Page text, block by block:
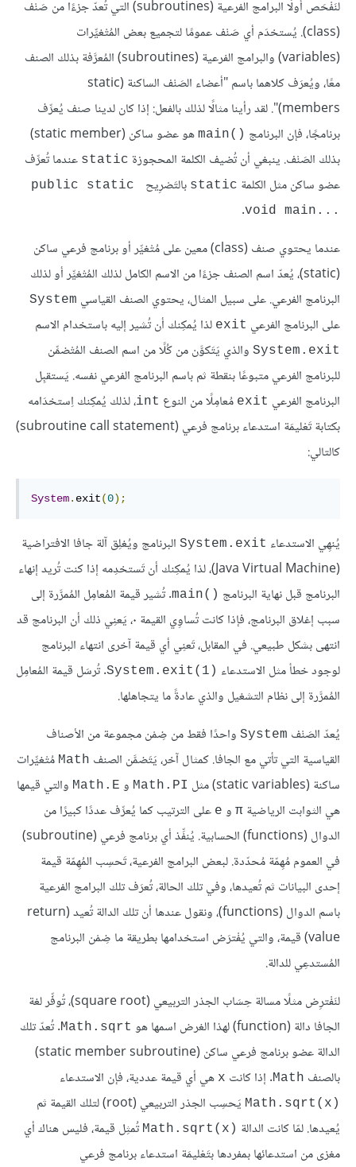
لنَفْحَص أولًا البرامج الفرعية (subroutines) التي تُعدّ جزءًا من صَنْف
(class). يُستخدَم أي صَنْف عمومًا لتجميع بعض المُتْغيِّرات
(variables) والبرامج الفرعية (subroutines) المُعرَّفة بذلك الصنف
معًا، ويُعرَف كلاهما باسم "أعضاء الصَنْف الساكنة (static
members)". لقد رأينا مثالًا لذلك بالفعل: إذا كان لدينا صنف يُعرِّف
برنامجًا، فإن البرنامج main()‎
هو عضو ساكن (static member)
بذلك الصَنْف. ينبغي أن تُضيف الكلمة المحجوزة static عندما تُعرِّف
عضو ساكن مثل الكلمة static بالتَصْرِيح
public static
void main...‎
.
عندما يحتوي صنف (class) معين على مُتْغيِّر أو برنامج فرعي ساكن
(static)، يُعدّ اسم الصنف جزءًا من الاسم الكامل لذلك المُتْغيِّر أو لذلك
البرنامج الفرعي. على سبيل المثال، يحتوي الصنف القياسي System
على البرنامج الفرعي exit لذا يُمكِنك أن تُشير إليه باستخدام الاسم
System.exit والذي يَتَكوَّن من كُلًا من اسم الصنف المُتْضمِّن
للبرنامج الفرعي متبوعًا بنقطة ثم باسم البرنامج الفرعي نفسه. يَستقبِل
البرنامج الفرعي exit مُعامِلًا من النوع int، لذلك يُمكِنك اِستخدَامه
بكتابة تَعْليمَة استدعاء برنامج فرعي (subroutine call statement)
كالتالي:
System. exit(0);
يُنهِي الاستدعاء System.exit البرنامج ويُغلِق آلة جافا الافتراضية
(Java Virtual Machine)، لذا يُمكِنك أن تَستخدِمه إذا كنت تُريد إنهاء
البرنامج قبل نهاية البرنامج main()‎. تُشير قيمة المُعامِل المُمرَّرة إلى
سبب إغلاق البرنامج، فإذا كانت تُساوِي القيمة ٠، يَعنِي ذلك أن البرنامج قد
انتهى بشكل طبيعي. في المقابل، تَعنِي أي قيمة آخرى انتهاء البرنامج
لوجود خطأ مثل الاستدعاء System.exit(1)‎. تُرسَل قيمة المُعامِل
المُمرَّرة إلى نظام التشغيل والذي عادةً ما يتجاهلها.
يُعدّ الصَنْف System واحدًا فقط من ضِمْن مجموعة من الأصناف
القياسية التي تأتي مع الجافا. كمثال آخر، يَتَضمَّن الصنف Math مُتْغيِّرات
ساكنة (static variables) مثل
Math.PI و Math.E والتي قيمها
هي الثوابت الرياضية π و e على الترتيب كما يُعرِّف عددًا كبيرًا من
الدوال (functions) الحسابية. يُنفِّذ أي برنامج فرعي (subroutine)
في العموم مُهِمّة مُحدّدة. لبعض البرامج الفرعية، تَحسِب المُهِمّة قيمة
إحدى البيانات ثم تُعيدها، وفي تلك الحالة، تُعرَف تلك البرامج الفرعية
باسم الدوال (functions)، ونقول عندها أن تلك الدالة تُعيد (return
value) قيمة، والتي يُفْترَض استخدامها بطريقة ما ضِمْن البرنامج
المُستدعِي للدالة.
لنَفْترِض مثلًا مسالة حِسَاب الجذر التربيعي (square root)، تُوفِّر لغة
الجافا دالة (function) لهذا الغرض اسمها هو
Math.sqrt. تُعدّ تلك
الدالة عضو برنامج فرعي ساكن (static member subroutine)
بالصنف Math. إذا كانت x هي أي قيمة عددية، فإن الاستدعاء
Math.sqrt(x)‎
يَحسِب الجذر التربيعي (root) لتلك القيمة ثم
يُعيدها. لمّا كانت الدالة Math.sqrt(x)‎ تُمثِل قيمة، فليس هناك أي
مغزى من استدعائها بمفردها بتَعْليمَة استدعاء برنامج فرعي